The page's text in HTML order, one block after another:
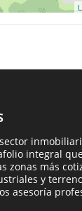
integral
zonas más
y
asesoría